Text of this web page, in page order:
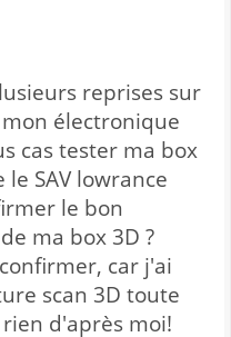
reprises sur
électronique
cas tester ma box
SAV lowrance
le bon
ma box 3D ?
car j'ai
scan 3D toute
d'après moi!